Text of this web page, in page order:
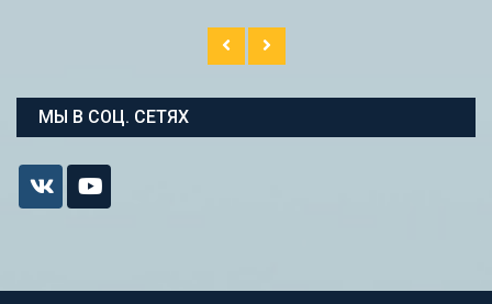
МЫ В СОЦ. СЕТЯХ